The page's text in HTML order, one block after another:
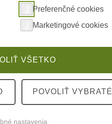
systémy AJAX
Preferenčné cookies
Marketingové cookies
VŠETKO
POVOLIŤ VYBRATÉ
nastavenia